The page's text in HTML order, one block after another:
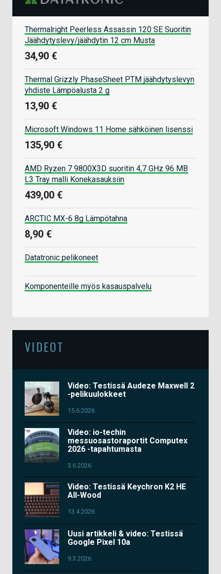
Thermalright Peerless Assassin 120 SE Suoritin
Jäähdytyslevy/jäähdytin 12 cm Musta
34,90 €
Thermal Grizzly PhaseSheet PTM jäähdytyslevyn
yhdiste Lämpöalusta 2 g
13,90 €
Microsoft Windows 11 Home sähköinen lisenssi
135,90 €
AMD Ryzen 7 9800X3D suoritin 4,7 GHz 96 MB
L3 Tray malli Konekasauksiin
439,00 €
ARCTIC MX-6 8g Lämpötahna
8,90 €
Datatronic pelikoneet
Komponenteille myös kasauspalvelu
VIDEOT
Video: Testissä Audeze Maxwell 2
-pelikuulokkeet
15.6.2026
Video: io-techin
messuosastoraportit Computex
2026 -tapahtumasta
3.6.2026
Video: Testissä Keychron K2 HE
All-Wood
13.4.2026
Uusi artikkeli & video: Testissä
Google Pixel 10a
9.3.2026